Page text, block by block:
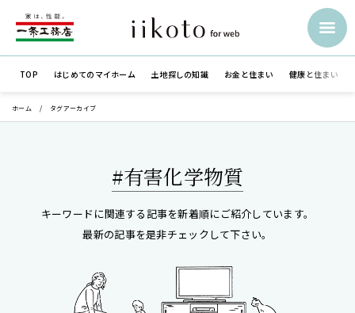
TOP はじめての マイホーム 土地探しの知識 お金と住まい 健康と住まい
ホーム タグアーカイブ
#有害化学物質
キーワードに関連する記事を新着順にご紹介しています。
最新の記事を是非チェックして下さい。